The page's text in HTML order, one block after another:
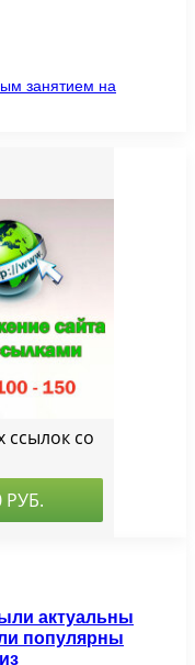
занятием на
актуальны
популярны